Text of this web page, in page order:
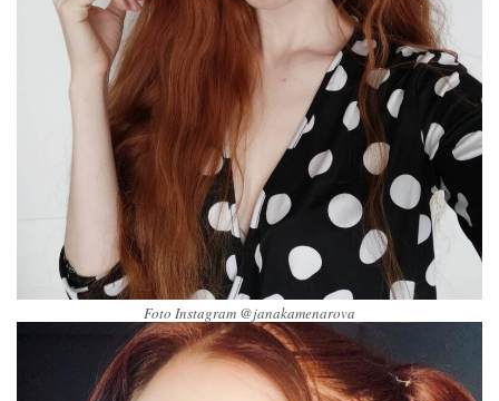
Foto Instagram @janakamenarova